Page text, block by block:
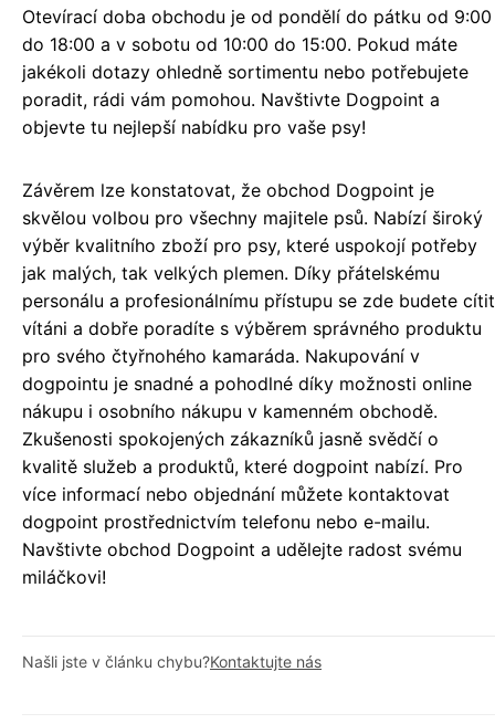
Otevírací doba obchodu je od pondělí do pátku od 9:00
do 18:00 a v sobotu od 10:00 do 15:00. Pokud máte
jakékoli dotazy ohledně sortimentu nebo potřebujete
poradit, rádi vám pomohou. Navštivte Dogpoint a
objevte tu nejlepší nabídku pro vaše psy!
Závěrem lze konstatovat, že obchod Dogpoint je
skvělou volbou pro všechny majitele psů. Nabízí široký
výběr kvalitního zboží pro psy, které uspokojí potřeby
jak malých, tak velkých plemen. Díky přátelskému
personálu a profesionálnímu přístupu se zde budete cítit
vítáni a dobře poradíte s výběrem správného produktu
pro svého čtyřnohého kamaráda. Nakupování v
dogpointu je snadné a pohodlné díky možnosti online
nákupu i osobního nákupu v kamenném obchodě.
Zkušenosti spokojených zákazníků jasně svědčí o
kvalitě služeb a produktů, které dogpoint nabízí. Pro
více informací nebo objednání můžete kontaktovat
dogpoint prostřednictvím telefonu nebo e-mailu.
Navštivte obchod Dogpoint a udělejte radost svému
miláčkovi!
Našli jste v článku chybu?Kontaktujte nás